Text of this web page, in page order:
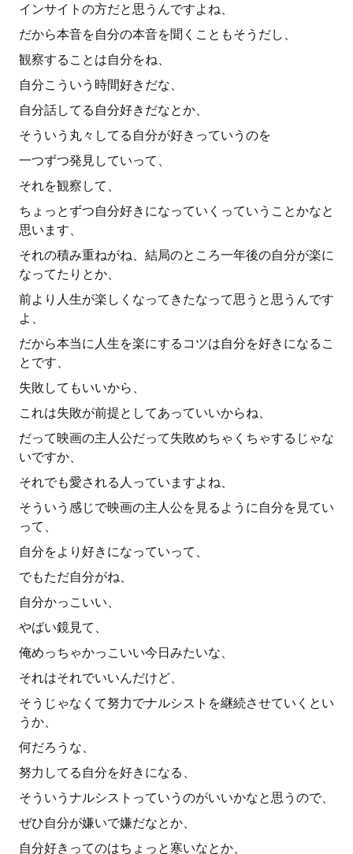
インサイトの方だと思うんですよね、
だから本音を自分の本音を聞くこともそうだし、
観察することは自分をね、
自分こういう時間好きだな、
自分話してる自分好きだなとか、
そういう丸々してる自分が好きっていうのを
一つずつ発見していって、
それを観察して、
ちょっとずつ自分好きになっていくっていうことかなと
思います、
それの積み重ねがね、結局のところ一年後の自分が楽に
なってたりとか、
前より人生が楽しくなってきたなって思うと思うんです
よ、
だから本当に人生を楽にするコツは自分を好きになるこ
とです、
失敗してもいいから、
これは失敗が前提としてあっていいからね、
だって映画の主人公だって失敗めちゃくちゃするじゃな
いですか、
それでも愛される人っていますよね、
そういう感じで映画の主人公を見るように自分を見てい
って、
自分をより好きになっていって、
でもただ自分がね、
自分かっこいい、
やばい鏡見て、
俺めっちゃかっこいい今日みたいな、
それはそれでいいんだけど、
そうじゃなくて努力でナルシストを継続させていくとい
うか、
何だろうな、
努力してる自分を好きになる、
そういうナルシストっていうのがいいかなと思うので、
ぜひ自分が嫌いで嫌だなとか、
自分好きってのはちょっと寒いなとか、